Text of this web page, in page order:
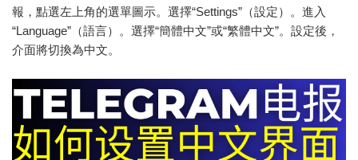
報，點選左上角的選單圖示。選擇“Settings”（設定）。進入
“Language”（語言）。選擇“簡體中文”或“繁體中文”。設定後，
介面將切換為中文。